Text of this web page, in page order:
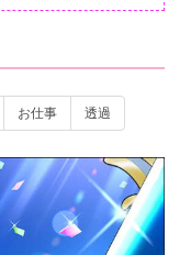
お仕事 透過